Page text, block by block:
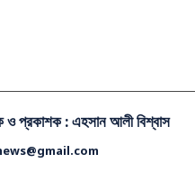
ও প্রকাশক : এহসান আলী বিশ্বাস